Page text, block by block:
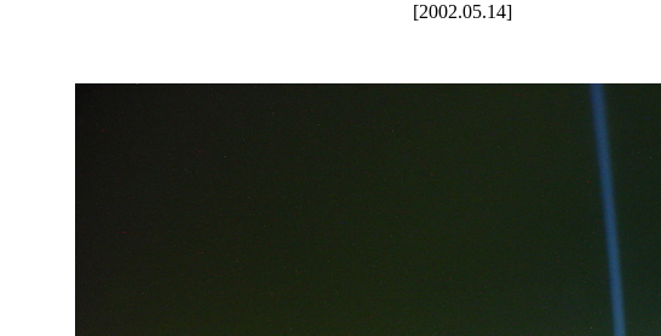
[2002.05.14]